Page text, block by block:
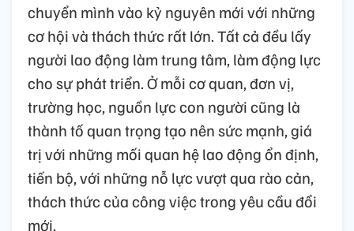
chuyển mình vào kỷ nguyên mới với những
cơ hội và thách thức rất lớn. Tất cả đều lấy
người lao động làm trung tâm, làm động lực
cho sự phát triển. Ở mỗi cơ quan, đơn vị,
trường học, nguồn lực con người cũng là
thành tố quan trọng tạo nên sức mạnh, giá
trị với những mối quan hệ lao động ổn định,
tiến bộ, với những nỗ lực vượt qua rào cản,
thách thức của công việc trong yêu cầu đổi
mới.